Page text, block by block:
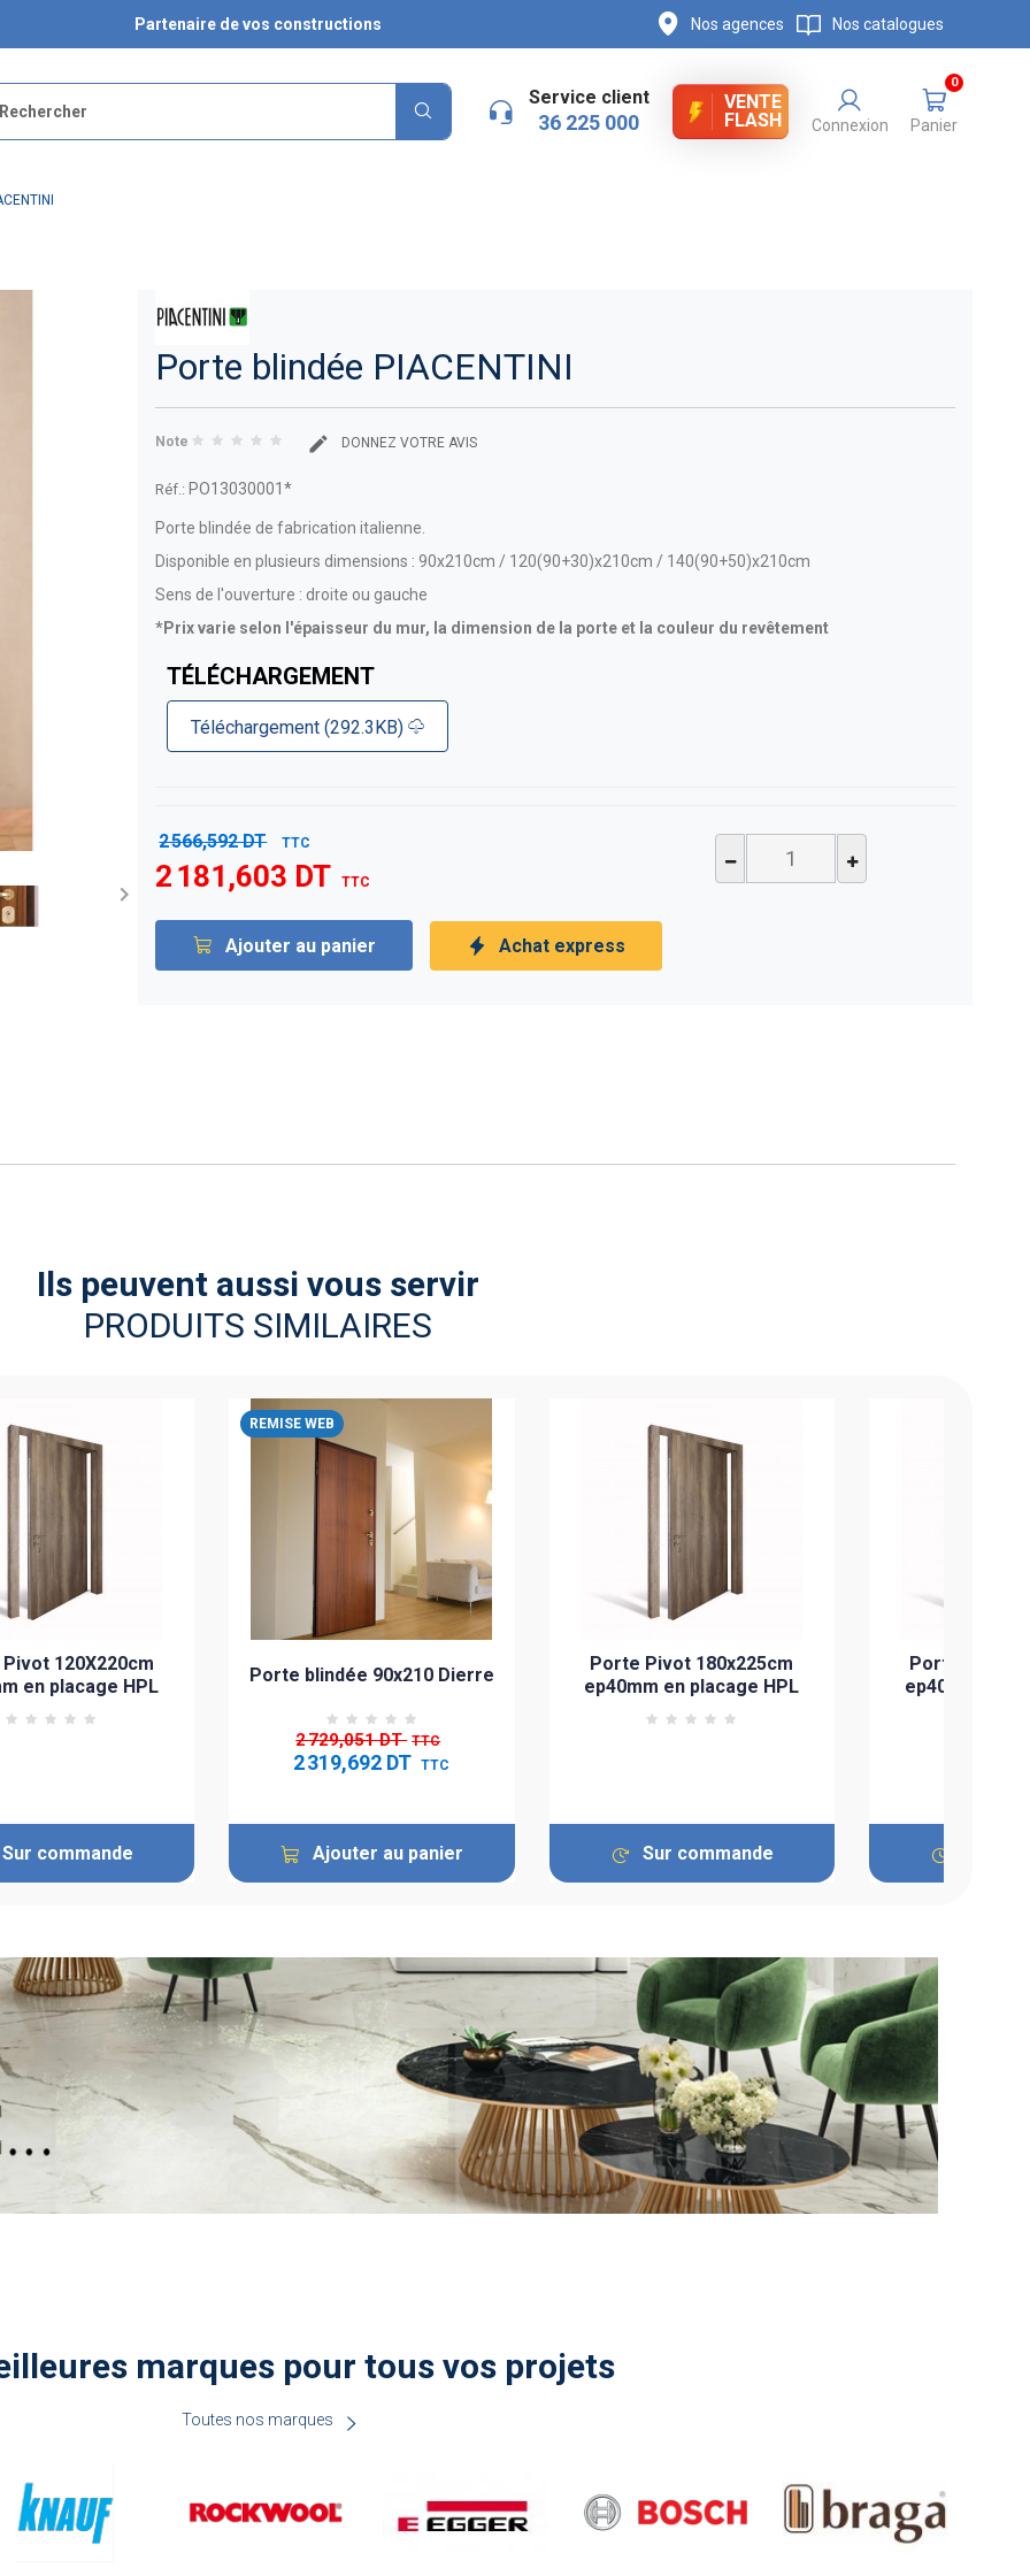
Partenaire de vos constructions Nos agences Nos catalogues
Service client
36 225 000
VENTE
FLASH
Connexion Panier
0

Porte blindée PIACENTINI
Note DONNEZ VOTRE AVIS
Réf.: PO13030001*
Porte blindée de fabrication italienne.
Disponible en plusieurs dimensions : 90x210cm / 120(90+30)x210cm / 140(90+50)x210cm
Sens de l'ouverture : droite ou gauche
*Prix varie selon l'épaisseur du mur, la dimension de la porte et la couleur du revêtement
TÉLÉCHARGEMENT
Téléchargement (292.3KB)
2 566,592 DT TTC
2 181,603 DT TTC
Ajouter au panier Achat express
Ils peuvent aussi vous servir
PRODUITS SIMILAIRES
120X220cm
en placage HPL
Sur commande
REMISE WEB
Porte blindée 90x210 Dierre
2 729,051 DT TTC
2 319,692 DT TTC
Ajouter au panier
Porte Pivot 180x225cm
ep40mm en placage HPL
Sur commande
Porte Pivot
ep40mm en
marques pour tous vos projets
Toutes nos marques